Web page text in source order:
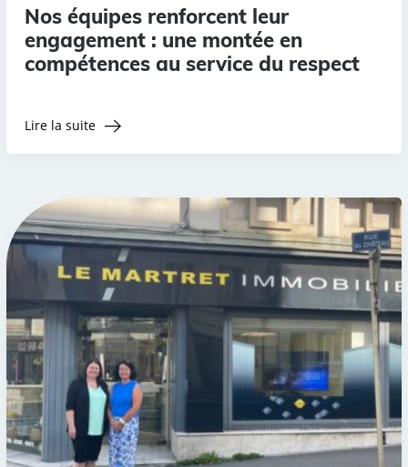
Nos équipes renforcent leur
engagement : une montée en
compétences au service du respect
Lire la suite